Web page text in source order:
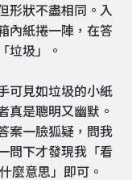
形狀不盡相同。入
內紙捲一陣，在答
垃圾」。
可見如垃圾的小紙
真是聰明又幽默。
案一臉狐疑，問我
問下才發現我「看
麼意思」即可。